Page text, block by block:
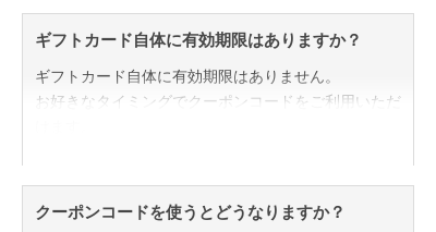
ギフトカード自体に有効期限はありますか？
ギフトカード自体に有効期限はありません。
お好きなタイミングでクーポンコードをご利用いただ
ご注意ください。
クーポンコードを使うとどうなりますか？